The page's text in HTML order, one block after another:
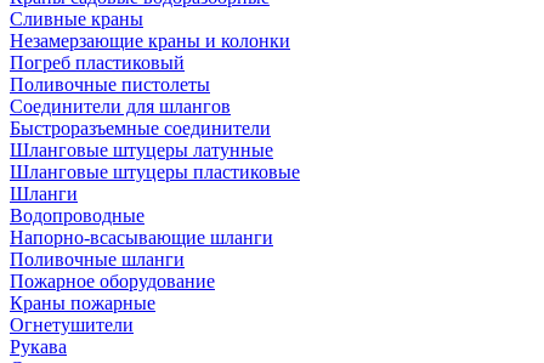
Сливные краны
Незамерзающие краны и колонки
Погреб пластиковый
Поливочные пистолеты
Соединители для шлангов
Быстроразъемные соединители
Шланговые штуцеры латунные
Шланговые штуцеры пластиковые
Шланги
Водопроводные
Напорно-всасывающие шланги
Поливочные шланги
Пожарное оборудование
Краны пожарные
Огнетушители
Рукава